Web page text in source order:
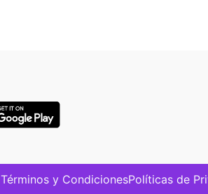
Términos y CondicionesPolíticas de